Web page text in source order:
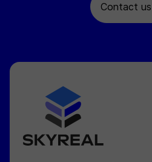
Contact us